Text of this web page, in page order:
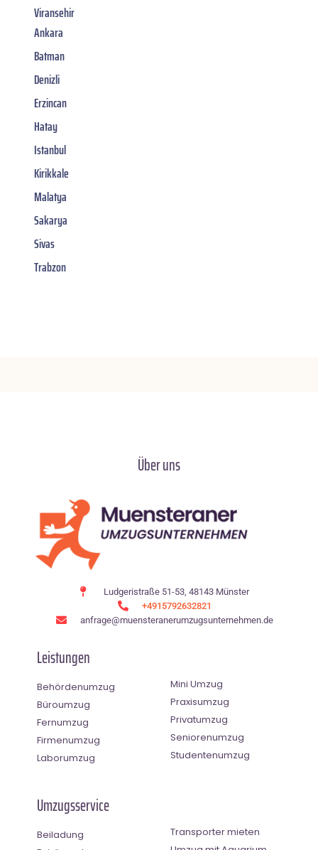
Viransehir
Ankara
Batman
Denizli
Erzincan
Hatay
Istanbul
Kirikkale
Malatya
Sakarya
Sivas
Trabzon
Über uns
Ludgeristraße 51-53, 48143 Münster
+4915792632821
anfrage@muensteranerumzugsunternehmen.de
Leistungen
Behördenumzug
Büroumzug
Fernumzug
Firmenumzug
Laborumzug
Mini Umzug
Praxisumzug
Privatumzug
Seniorenumzug
Studentenumzug
Umzugsservice
Beiladung
Transporter mieten